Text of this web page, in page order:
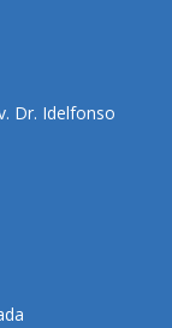
Dr. Idelfonso